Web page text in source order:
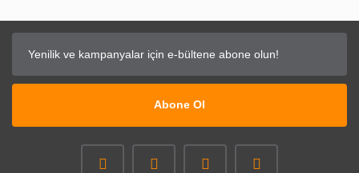
Abone Ol